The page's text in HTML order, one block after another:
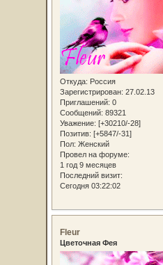
Откуда: Россия
Зарегистрирован: 27.02.13
Приглашений: 0
Сообщений: 89321
Уважение: [+30210/-28]
Позитив: [+5847/-31]
Пол: Женский
Провел на форуме:
1 год 9 месяцев
Последний визит:
Сегодня 03:22:02
Fleur
Цветочная Фея